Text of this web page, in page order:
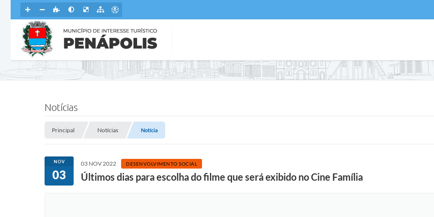
Notícias
Principal Notícias Notícia
NOV
03
03 NOV 2022 DESENVOLVIMENTO SOCIAL
Últimos dias para escolha do filme que será exibido no Cine Família